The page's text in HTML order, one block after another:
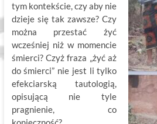
tym kontekście, czy aby nie
dzieje się tak zawsze? Czy
można przestać żyć
wcześniej niż w momencie
śmierci? Czyż fraza „żyć aż
do śmierci” nie jest li tylko
efekciarską tautologią,
opisującą nie tyle
pragnienie, co